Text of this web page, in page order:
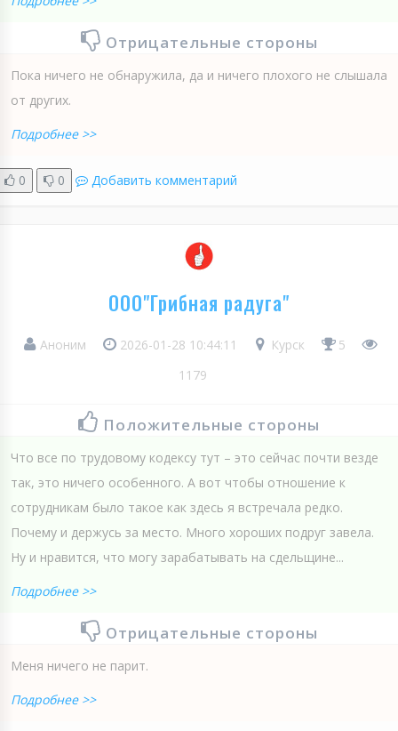
Отрицательные стороны
Пока ничего не обнаружила, да и ничего плохого не слышала
от других.
Подробнее >>
0 0 Добавить комментарий
ООО"Грибная радуга"
Аноним 2026-01-28 10:44:11 Курск
5
1179
Положительные стороны
Что все по трудовому кодексу тут – это сейчас почти везде
так, это ничего особенного. А вот чтобы отношение к
сотрудникам было такое как здесь я встречала редко.
Почему и держусь за место. Много хороших подруг завела.
Ну и нравится, что могу зарабатывать на сдельщине...
Подробнее >>
Отрицательные стороны
Меня ничего не парит.
Подробнее >>